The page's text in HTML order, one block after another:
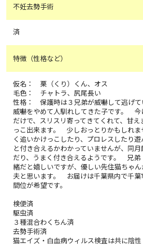
不妊去勢手術
済
特徴（性格など）
仮名： 栗（くり）くん、オス
毛色： チャトラ、尻尾長い
性格： 保護時は３兄弟が威嚇して逃げて
威嚇をやめて人馴れしてきた子です。 今
だけで、スリスリ寄ってきてくれて、甘
っこ出来ます。 少しおっとりかもし
く追いかけっこしたり、プロレスしたり
と付き合えるかわかっていませんが、同
だり、うまく付き合えるようです。 兄弟
緒だと嬉しいですが、優しい先住猫ちゃ
夫と思います。 お届けは千葉県内で千葉
間位が希望です。
検便済
駆虫済
３種混合わくちん済
去勢手術済
猫エイズ・白血病ウィルス検査は共に陰性